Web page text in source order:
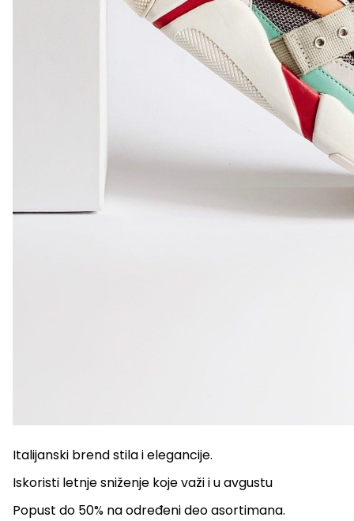
Italijanski brend stila i elegancije.
Iskoristi letnje sniženje koje važi i u avgustu
Popust do 50% na određeni deo asortimana.